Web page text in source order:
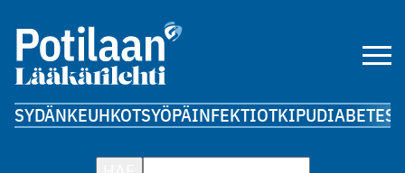
SYDÄNKEUHKOTSYÖPÄINFEKTIOTKIPUDIABETES